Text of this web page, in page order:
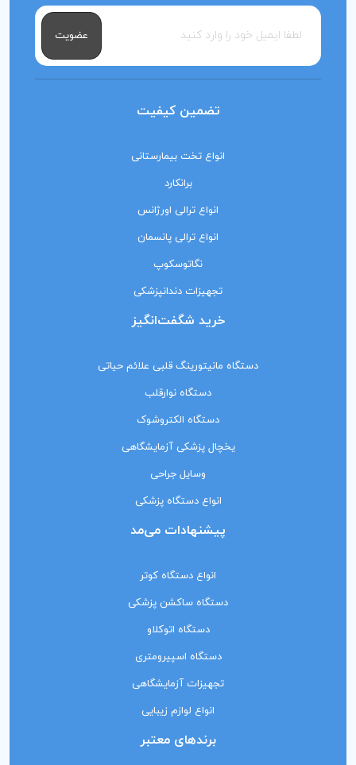
عضویت
تضمین کیفیت
انواع تخت بیمارستانی
برانکارد
انواع ترالی اورژانس
انواع ترالی پانسمان
نگاتوسکوپ
تجهیزات دندانپزشکی
خرید شگفت‌انگیز
دستگاه مانیتورینگ‌ قلبی علائم حیاتی
دستگاه نوارقلب
دستگاه الکتروشوک
یخچال پزشکی آزمایشگاهی
وسایل جراحی
انواع دستگاه پزشکی
پیشنهادات می‌مد
انواع دستگاه کوتر
دستگاه ساکشن پزشکی
دستگاه اتوکلاو
دستگاه اسپیرومتری
تجهیزات آزمایشگاهی
انواع لوازم زیبایی
برندهای معتبر